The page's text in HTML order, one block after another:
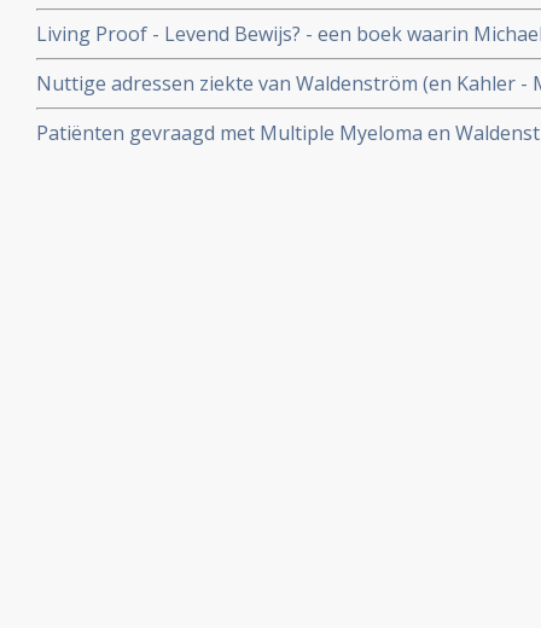
Living Proof - Levend Bewijs? - een boek waarin
zichzelf genezen had van Multiple Myeloma met dieet,
Nuttige adressen ziekte van Waldenström (en Kahler -
Patiënten gevraagd met Multiple Myeloma en